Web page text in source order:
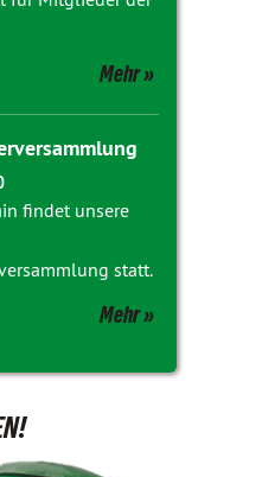
Mehr
findet unsere
statt.
Mehr